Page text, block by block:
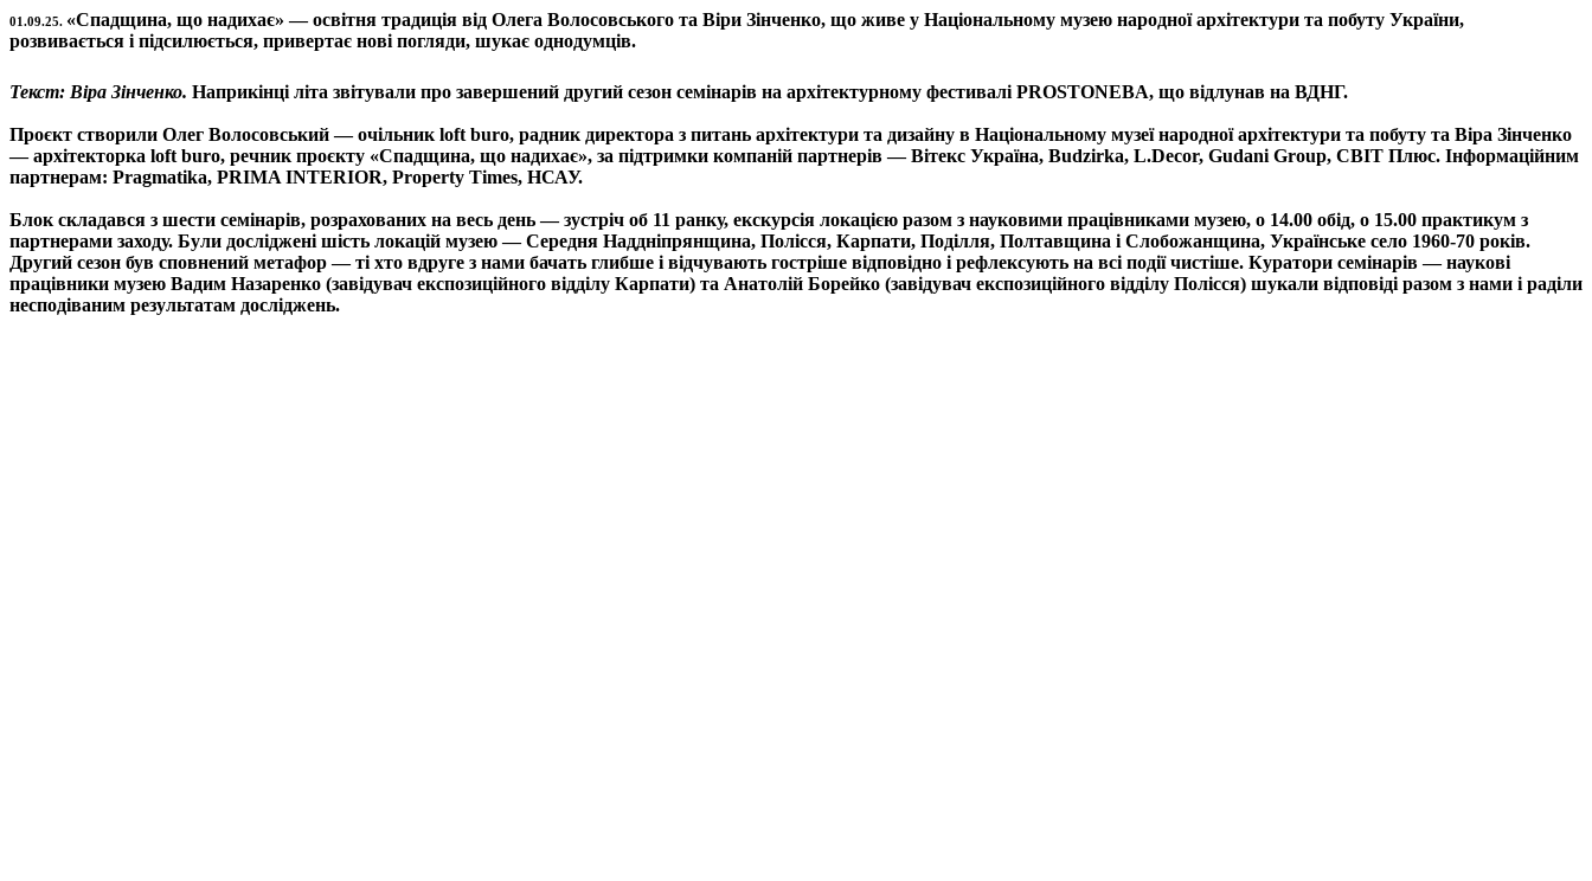
01.09.25. «Спадщина, що надихає» — освітня традиція від Олега Волосовського та Віри Зінченко, що живе у Національному музею народної архітектури та побуту України,
розвивається і підсилюється, привертає нові погляди, шукає однодумців.
Текст: Віра Зінченко. Наприкінці літа звітували про завершений другий сезон семінарів на архітектурному фестивалі PROSTONEBA, що відлунав на ВДНГ.
Проєкт створили Олег Волосовський — очільник loft buro, радник директора з питань архітектури та дизайну в Національному музеї народної архітектури та побуту та Віра Зінченко
— архітекторка loft buro, речник проєкту «Спадщина, що надихає», за підтримки компаній партнерів — Вітекс Україна, Budzirka, L.Decor, Gudani Group, СВІТ Плюс. Інформаційним
партнерам: Pragmatika, PRIMA INTERIOR, Property Times, НСАУ.
Блок складався з шести семінарів, розрахованих на весь день — зустріч об 11 ранку, екскурсія локацією разом з науковими працівниками музею, о 14.00 обід, о 15.00 практикум з
партнерами заходу. Були досліджені шість локацій музею — Середня Наддніпрянщина, Полісся, Карпати, Поділля, Полтавщина і Слобожанщина, Українське село 1960-70 років.
Другий сезон був сповнений метафор — ті хто вдруге з нами бачать глибше і відчувають гостріше відповідно і рефлексують на всі події чистіше. Куратори семінарів — наукові
працівники музею Вадим Назаренко (завідувач експозиційного відділу Карпати) та Анатолій Борейко (завідувач експозиційного відділу Полісся) шукали відповіді разом з нами і раділи
несподіваним результатам досліджень.